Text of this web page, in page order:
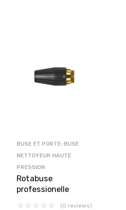
BUSE ET PORTE-BUSE
NETTOYEUR HAUTE
PRESSION
Rotabuse
professionelle
(0 reviews)